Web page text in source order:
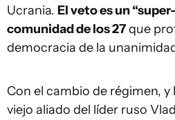
Ucrania. El veto es un
comunidad de los 27que
democracia de la
Con el cambio de régimen, y
viejo aliado del líder ruso